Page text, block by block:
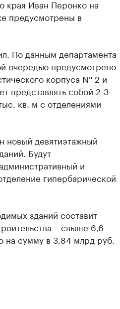
края Иван Перонко на
предусмотрены в
По данным департамента
очередью предусмотре­но
корпуса N° 2 и
представлять собой 2-3-
кв. м с отделениями
новый девятиэтажный
Будут
и
гипербарической
зданий составит
– свыше 6,6
на сумму в 3,84 млрд руб.